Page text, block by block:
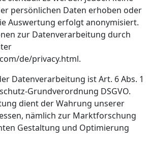
persönlichen Daten erhoben oder
Auswertung erfolgt anonymisiert.
zur Datenverarbeitung durch
de/privacy.html.
Datenverarbeitung ist Art. 6 Abs. 1
Grundverordnung DSGVO.
dient der Wahrung unserer
nämlich zur Marktforschung
Gestaltung und Optimierung